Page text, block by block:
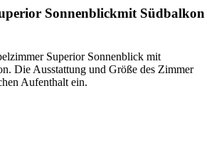
Sonnenblickmit Südbalkon
Superior Sonnenblick mit
Die Ausstattung und Größe des Zimmer
Aufenthalt ein.